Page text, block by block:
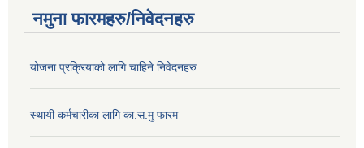
नमुना फारमहरु/निवेदनहरु
योजना प्रक्रियाको लागि चाहिने निवेदनहरु
स्थायी कर्मचारीका लागि का.स.मु फारम